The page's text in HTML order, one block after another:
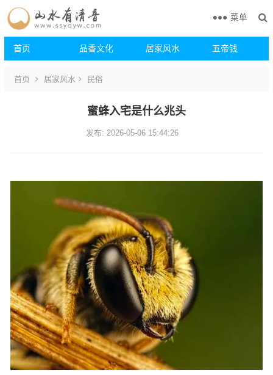
首页 品香文化 居家风水 五帝钱
菜单
首页 居家风水 民俗
蜜蜂入宅是什么兆头
发布: 2026-05-06 15:44:26